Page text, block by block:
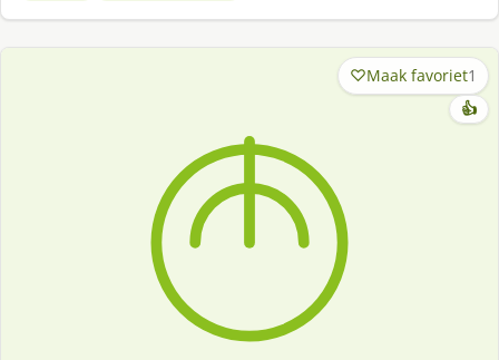
Maak favoriet1
👍